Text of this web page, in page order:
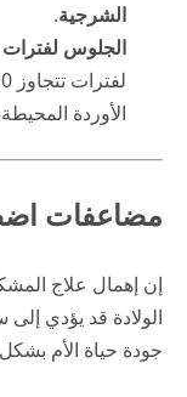
الشرجية.
الجلوس
الأوردة
مضاعفات
إن إهمال علاج
الولادة قد يؤدي
جودة حياة الأم